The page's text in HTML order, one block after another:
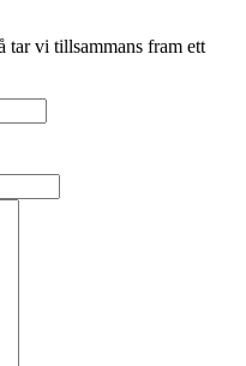
tar vi tillsammans fram ett